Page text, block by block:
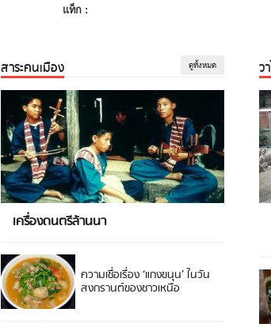
แท็ก :
สาระคนเมือง ดูทั้งหมด
เครื่องดนตรีล้านนา
ความเชื่อเรื่อง ‘แกงขนุน’ ในวัน
สงกรานต์ของชาวเหนือ
ว